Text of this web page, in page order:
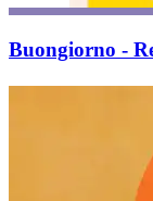
Buongiorno -